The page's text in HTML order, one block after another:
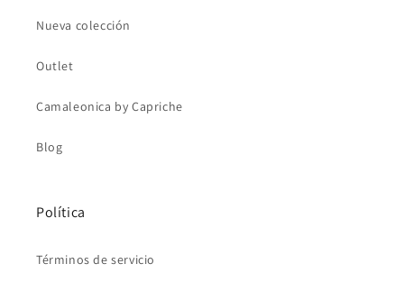
Nueva colección
Outlet
Camaleonica by Capriche
Blog
Política
Términos de servicio